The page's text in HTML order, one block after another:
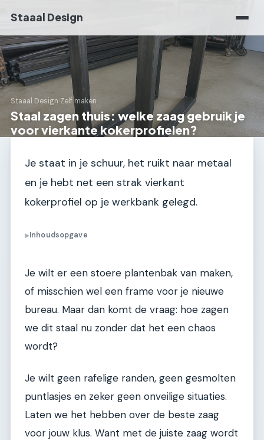
Staaal Design
Staaal Design›Zelf maken
Staal zagen thuis: welke zaag gebruik je
voor vierkante kokerprofielen?
Je staat in je schuur, het ruikt naar metaal
en je hebt net een strak vierkant
kokerprofiel op je werkbank gelegd.
▶Inhoudsopgave
Je wilt er een stoere plantenbak van maken,
of misschien wel een frame voor je nieuwe
bureau. Maar dan komt de vraag: hoe zagen
we dit staal nu zonder dat het een chaos
wordt?
Je wilt geen rafelige randen, geen gesmolten
puntlasjes en zeker geen onveilige situaties.
Laten we het hebben over de beste zaag
voor jouw klus. Want met de juiste zaag wordt